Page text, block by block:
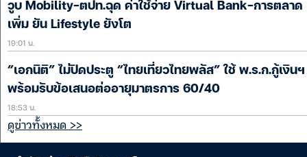
วูบ Mobility-ตปท.ฉุด ค่าใช้จ่าย Virtual Bank-การตลาด
เพิ่ม ยัน Lifestyle ยังโต
19:01 น.
“เอกนิติ” ไม่ปิดประตู “ไทยเที่ยวไทยพลัส” ใช้ พ.ร.ก.กู้เงินฯ
พร้อมรับข้อเสนอต่ออายุมาตรการ 60/40
18:53 น.
ดูข่าวทั้งหมด >>